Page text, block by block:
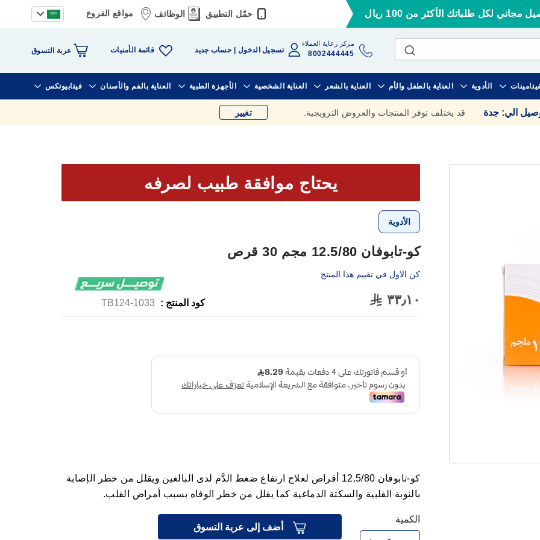
مجاني لكل طلباتك الأكثر من 100 ريال حمّل التطبيق الوظائف مواقع الفروع
مركز رعاية العملاء
8002444445 تسجيل الدخول حساب جديد قائمة الأمنيات عربة التسوق
الأدوية العناية بالطفل والأم العناية بالشعر العناية الشخصية الأجهزة الطبية العناية بالفم والأسنان فيتابيوتكس
الي: جدة قد يختلف توفر المنتجات والعروض الترويجية. تغيير
يحتاج موافقة طبيب لصرفه
الأدوية
كو-تابوفان 12.5/80 مجم 30 قرص
كن الاول في تقييم هذا المنتج
٣٣٫١٠ كود المنتج : 1033-TB124
كو-تابوفان 12.5/80 أقراص لعلاج ارتفاع ضغط الدَّم لدى البالغين ويقلل من خطر الإصابة